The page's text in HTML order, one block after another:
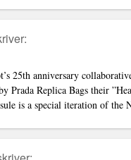
25th anniversary
Prada Replica Bags their
is a special iteration of the